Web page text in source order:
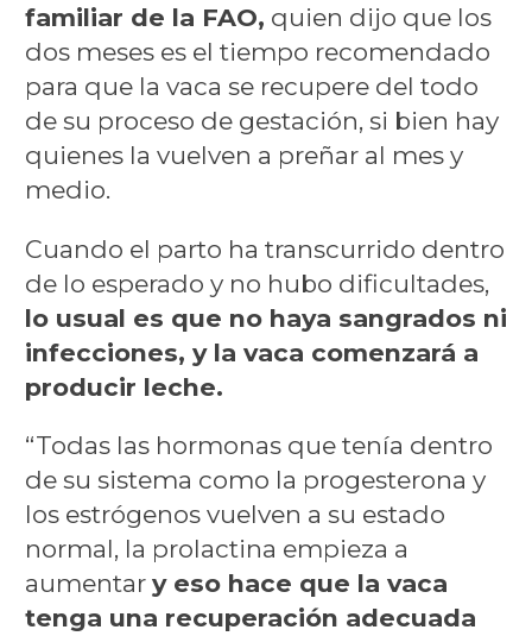
familiar de la FAO, quien dijo que los
dos meses es el tiempo recomendado
para que la vaca se recupere del todo
de su proceso de gestación, si bien hay
quienes la vuelven a preñar al mes y
medio.
Cuando el parto ha transcurrido dentro
de lo esperado y no hubo dificultades,
lo usual es que no haya sangrados ni
infecciones, y la vaca comenzará a
producir leche.
“Todas las hormonas que tenía dentro
de su sistema como la progesterona y
los estrógenos vuelven a su estado
normal, la prolactina empieza a
aumentar y eso hace que la vaca
tenga una recuperación adecuada